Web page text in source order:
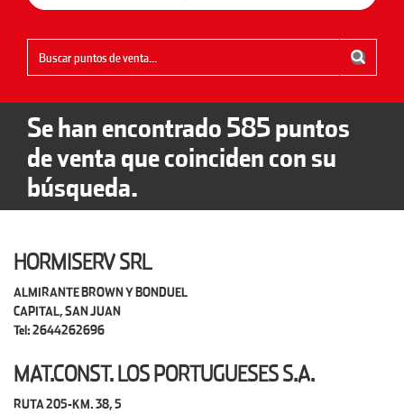
Se han encontrado 585puntos
de venta que coinciden con su
búsqueda.
HORMISERV SRL
ALMIRANTE BROWN Y BONDUEL
CAPITAL, SAN JUAN
Tel: 2644262696
MAT.CONST. LOS PORTUGUESES S.A.
RUTA 205-KM. 38, 5